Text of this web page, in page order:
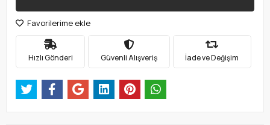
Favorilerime ekle
Hızlı Gönderi Güvenli Alışveriş İade ve Değişim